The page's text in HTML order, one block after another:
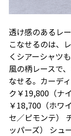
透け感のあるレ
こなせるのは、
くシアーシャツ
風の柄レースで
なせる。カーデ
ク￥19,800（ナ
￥18,700（ホワ
セ／ピモンテ）
ッパーズ） シュ